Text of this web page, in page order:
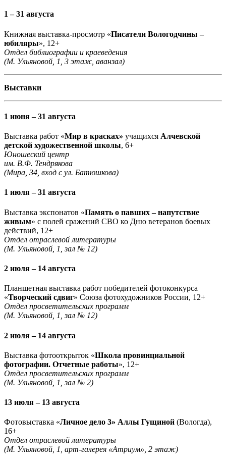
1 – 31 августа
Книжная выставка-просмотр «Писатели Вологодчины –
юбиляры», 12+
Отдел библиографии и краеведения
(М. Ульяновой, 1, 3 этаж, аванзал)
Выставки
1 июня – 31 августа
Выставка работ «Мир в красках» учащихся Алчевской
детской художественной школы, 6+
Юношеский центр
им. В.Ф. Тендрякова
(Мира, 34, вход с ул. Батюшкова)
1 июля – 31 августа
Выставка экспонатов «Память о павших – напутствие
живым» с полей сражений СВО ко Дню ветеранов боевых
действий, 12+
Отдел отраслевой литературы
(М. Ульяновой, 1, зал № 12)
2 июля – 14 августа
Планшетная выставка работ победителей фотоконкурса
«Творческий сдвиг» Союза фотохудожников России, 12+
Отдел просветительских программ
(М. Ульяновой, 1, зал № 12)
2 июля – 14 августа
Выставка фотооткрыток «Школа провинциальной
фотографии. Отчетные работы», 12+
Отдел просветительских программ
(М. Ульяновой, 1, зал № 2)
13 июля – 13 августа
Фотовыставка «Личное дело 3» Аллы Гущиной (Вологда),
16+
Отдел отраслевой литературы
(М. Ульяновой, 1, арт-галерея «Атриум», 2 этаж)